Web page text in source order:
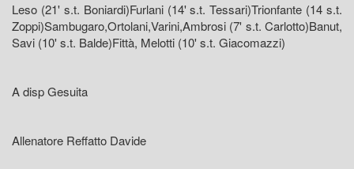
Leso (21' s.t. Boniardi)Furlani (14' s.t. Tessari)Trionfante (14 s.t.
Zoppi)Sambugaro,Ortolani,Varini,Ambrosi (7' s.t. Carlotto)Banut,
Savi (10' s.t. Balde)Fittà, Melotti (10' s.t. Giacomazzi)
A disp Gesuita
Allenatore Reffatto Davide